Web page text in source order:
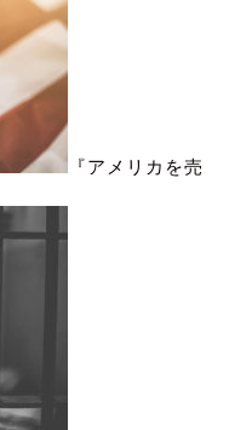
『アメリカを売